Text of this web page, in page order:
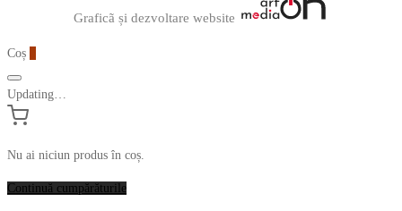
Graficã și dezvoltare website
Coș
Updating…
Nu ai niciun produs în coș.
Continuă cumpărăturile